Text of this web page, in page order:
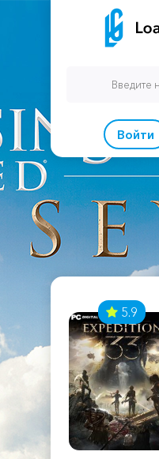
Войти
5.9